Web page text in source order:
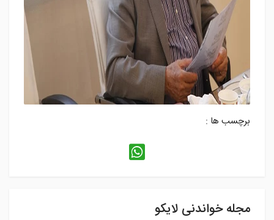
برچسب ها :
مجله خواندنی لایکو